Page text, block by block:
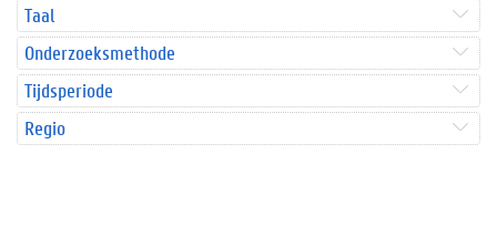
Taal
Onderzoeksmethode
Tijdsperiode
Regio